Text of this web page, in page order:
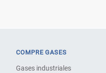
COMPRE GASES
Gases industriales